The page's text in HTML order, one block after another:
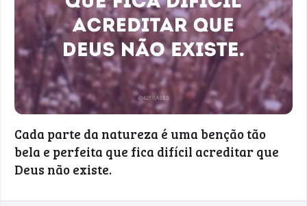
Cada parte da natureza é uma benção tão
bela e perfeita que fica difícil acreditar que
Deus não existe.